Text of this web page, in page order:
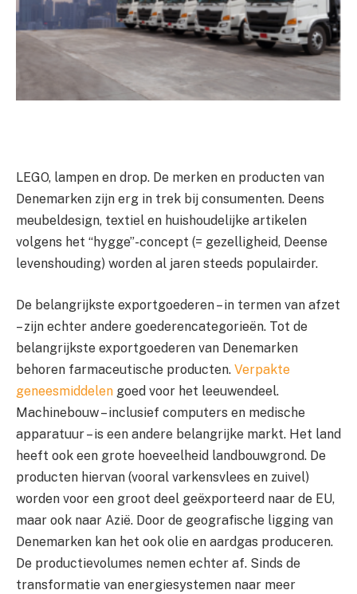
LEGO, lampen en drop. De merken en producten van
Denemarken zijn erg in trek bij consumenten. Deens
meubeldesign, textiel en huishoudelijke artikelen
volgens het “hygge”-concept (= gezelligheid, Deense
levenshouding) worden al jaren steeds populairder.
De belangrijkste exportgoederen – in termen van afzet
– zijn echter andere goederencategorieën. Tot de
belangrijkste exportgoederen van Denemarken
behoren farmaceutische producten. Verpakte
geneesmiddelen goed voor het leeuwendeel.
Machinebouw – inclusief computers en medische
apparatuur – is een andere belangrijke markt. Het land
heeft ook een grote hoeveelheid landbouwgrond. De
producten hiervan (vooral varkensvlees en zuivel)
worden voor een groot deel geëxporteerd naar de EU,
maar ook naar Azië. Door de geografische ligging van
Denemarken kan het ook olie en aardgas produceren.
De productievolumes nemen echter af. Sinds de
transformatie van energiesystemen naar meer